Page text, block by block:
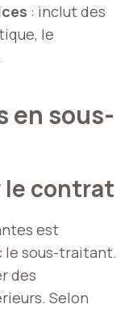
: inclut des
le
en sous-
le contrat
est
le sous-traitant.
des
Selon